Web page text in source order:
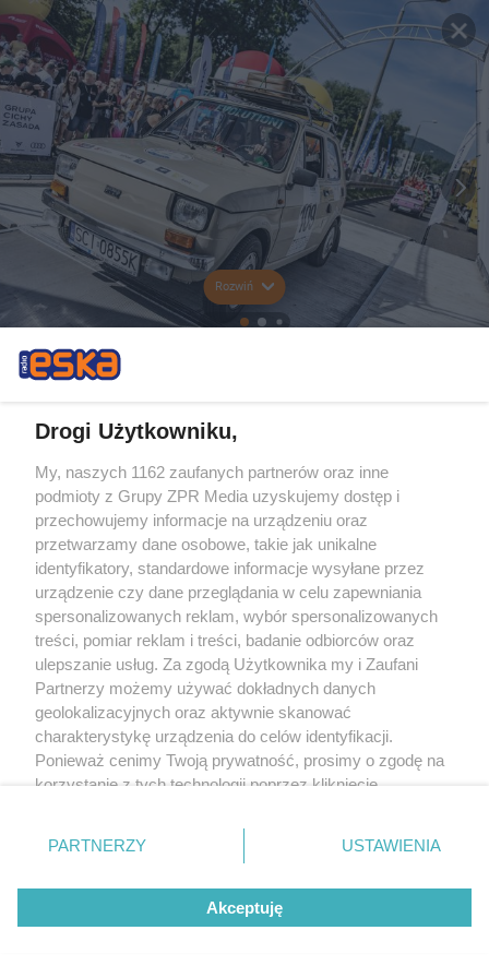
Rozwiń
Drogi Użytkowniku,
My, naszych 1162 zaufanych partnerów oraz inne
podmioty z Grupy ZPR Media uzyskujemy dostęp i
przechowujemy informacje na urządzeniu oraz
przetwarzamy dane osobowe, takie jak unikalne
identyfikatory, standardowe informacje wysyłane przez
urządzenie czy dane przeglądania w celu zapewniania
spersonalizowanych reklam, wybór spersonalizowanych
treści, pomiar reklam i treści, badanie odbiorców oraz
ulepszanie usług. Za zgodą Użytkownika my i Zaufani
Partnerzy możemy używać dokładnych danych
geolokalizacyjnych oraz aktywnie skanować
charakterystykę urządzenia do celów identyfikacji.
Ponieważ cenimy Twoją prywatność, prosimy o zgodę na
korzystanie z tych technologii poprzez kliknięcie
zmienić/wycofać klikając przycisk ustawień prywatności
znajdujący się w lewym dolnym rogu strony
rodzaje przetwarzania danych nie wymagają zgody
użytkownika, ale masz prawo sprzeciwić się takiemu
przetwarzaniu. Preferencje będą miały zastosowanie tylko
PARTNERZY USTAWIENIA
Akceptuję